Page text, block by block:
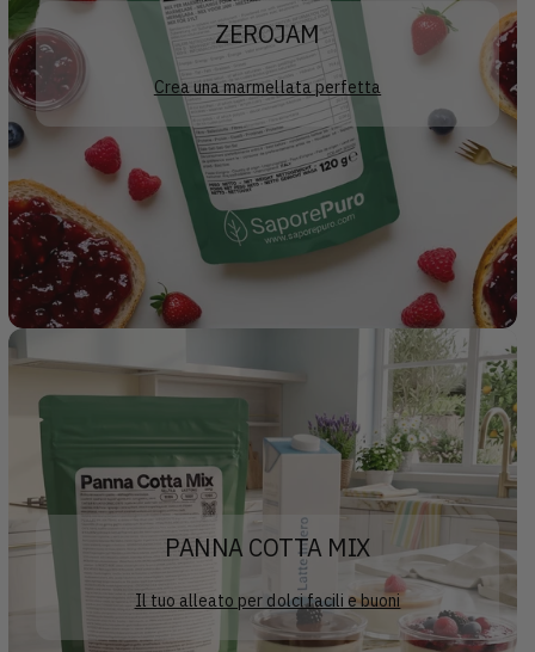
ZEROJAM
Crea una marmellata perfetta
PANNA COTTA MIX
Il tuo alleato per dolci facili e buoni